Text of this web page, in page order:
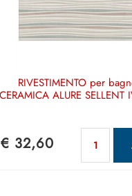
RIVESTIMENTO per
CERAMICA ALURE SELLENT
€ 32,60